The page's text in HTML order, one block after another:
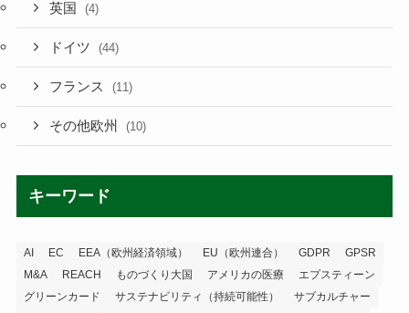
英国 (4)
ドイツ (44)
フランス (11)
その他欧州 (10)
キーワード
AI EC EEA（欧州経済領域） EU（欧州連合） GDPR
GPSR
M&A
REACH ものづくり大国 アメリカの医療
エプスティーン
グリーンカード
サステナビリティ（持続可能性）
サブカルチャー